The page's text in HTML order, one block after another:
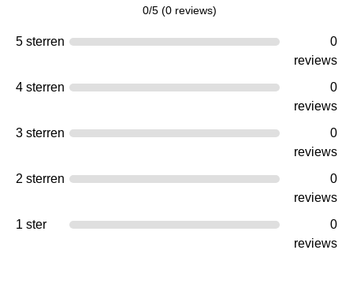
0/5 (0 reviews)
5 sterren
0
reviews
4 sterren
0
reviews
3 sterren
0
reviews
2 sterren
0
reviews
1 ster
0
reviews